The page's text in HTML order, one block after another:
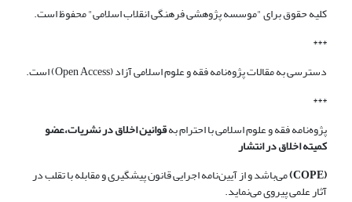
کلیه حقوق برای "موسسه پژوهشی فرهنگی انقلاب اسلامی" محفوظ است.
***
دسترسی به مقالات پژوه‌نامه فقه و علوم اسلامی آزاد (Open Access) است.
***
پژوه‌نامه فقه و علوم اسلامی با احترام بهقوانین اخلاق در نشریات،عضو
کمیته اخلاق در انتشار
(COPE)
می‌باشد و از آیین‌نامه اجرایی قانون پیشگیری و مقابله با تقلب در
آثار علمی پیروی می‌نماید.